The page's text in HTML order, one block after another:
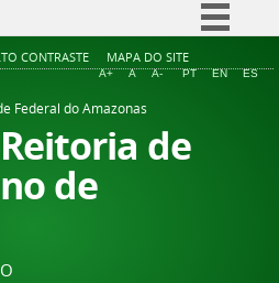
Simplifique!
Acesso à informação
CONTRASTE MAPA DO SITE
A+ A A- PT EN ES
Federal do Amazonas
de
de